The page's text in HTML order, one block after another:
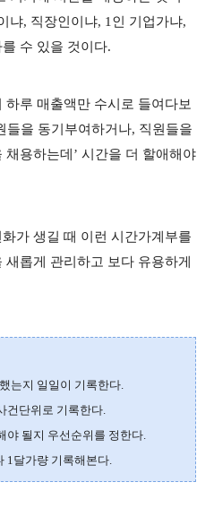
냐, 직장인이냐, 1인 기업가냐,
수 있을 것이다.
루 매출액만 수시로 들여다보
들을 동기부여하거나, 직원들을
용하는데’ 시간을 더 할애해야
가 생길 때 이런 시간가계부를
롭게 관리하고 보다 유용하게
는지 일일이 기록한다.
건단위로 기록한다.
야 될지 우선순위를 정한다.
1달가량 기록해본다.